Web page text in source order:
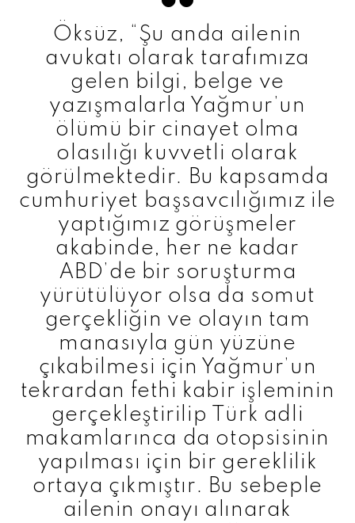
Öksüz, “Şu anda ailenin
avukatı olarak tarafımıza
gelen bilgi, belge ve
yazışmalarla Yağmur’un
ölümü bir cinayet olma
olasılığı kuvvetli olarak
görülmektedir. Bu kapsamda
cumhuriyet başsavcılığımız ile
yaptığımız görüşmeler
akabinde, her ne kadar
ABD’de bir soruşturma
yürütülüyor olsa da somut
gerçekliğin ve olayın tam
manasıyla gün yüzüne
çıkabilmesi için Yağmur’un
tekrardan fethi kabir işleminin
gerçekleştirilip Türk adli
makamlarınca da otopsisinin
yapılması için bir gereklilik
ortaya çıkmıştır. Bu sebeple
ailenin onayı alınarak